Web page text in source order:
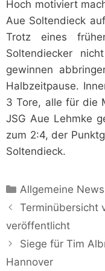
Hoch motiviert
Aue Soltendieck
Trotz eines
Soltendiecker
gewinnen
Halbzeitpause.
3 Tore, alle für die
JSG Aue Lehmke
zum 2:4, der
Soltendieck.
Kategorien
Allgemeine News
Terminübersicht
veröffentlicht
Siege für Tim
Hannover